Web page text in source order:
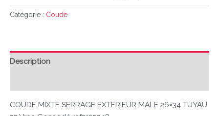
Catégorie : Coude
Description
COUDE MIXTE SERRAGE EXTERIEUR MALE 26×34 TUYAU